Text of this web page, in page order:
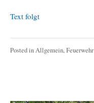
Text folgt
Posted inAllgemein,Feuerwehr